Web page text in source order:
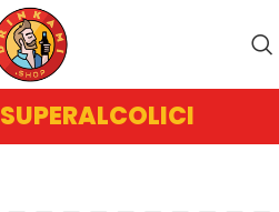
SUPERALCOLICI